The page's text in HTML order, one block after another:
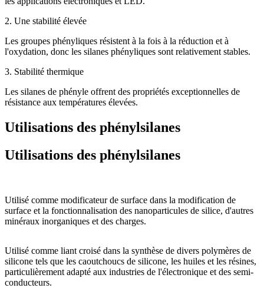
2. Une stabilité élevée
Les groupes phényliques résistent à la fois à la réduction et à
l'oxydation, donc les silanes phényliques sont relativement stables.
3. Stabilité thermique
Les silanes de phényle offrent des propriétés exceptionnelles de
résistance aux températures élevées.
Utilisations des phénylsilanes
Utilisations des phénylsilanes
Utilisé comme modificateur de surface dans la modification de
surface et la fonctionnalisation des nanoparticules de silice, d'autres
minéraux inorganiques et des charges.
Utilisé comme liant croisé dans la synthèse de divers polymères de
silicone tels que les caoutchoucs de silicone, les huiles et les résines,
particulièrement adapté aux industries de l'électronique et des semi-
conducteurs.